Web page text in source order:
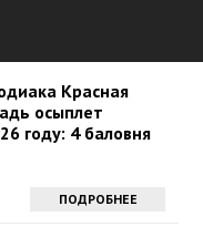
Красная
осыплет
году: 4 баловня
ПОДРОБНЕЕ